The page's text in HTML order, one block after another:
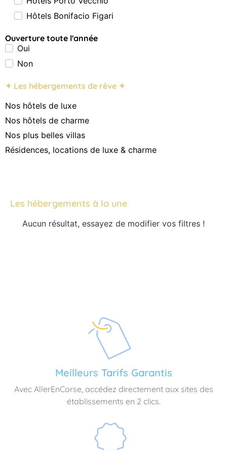
Hôtels Bonifacio Figari
Ouverture toute l'année
Oui
Non
✦ Les hébergements de rêve ✦
Nos hôtels de luxe
Nos hôtels de charme
Nos plus belles villas
Résidences, locations de luxe & charme
Les hébergements à la une
Aucun résultat, essayez de modifier vos filtres !
Meilleurs Tarifs Garantis
Avec AllerEnCorse, accédez directement aux sites des
établissements en 2 clics.